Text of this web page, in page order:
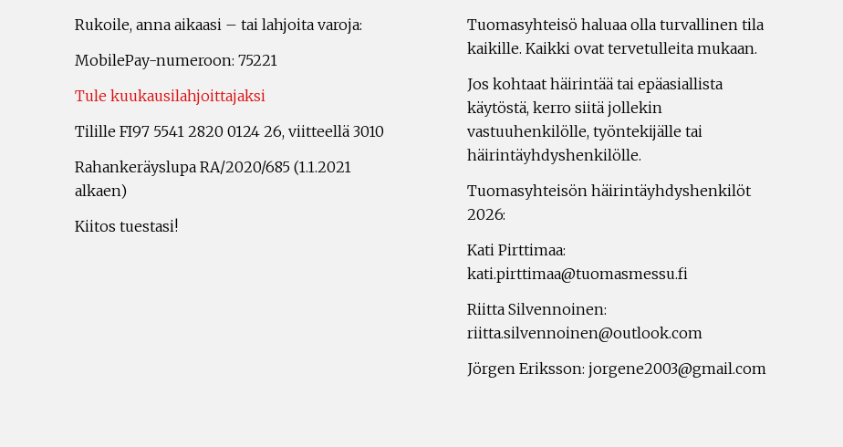
Rukoile, anna aikaasi – tai lahjoita varoja:
MobilePay-numeroon: 75221
Tule kuukausilahjoittajaksi
Tilille FI97 5541 2820 0124 26, viitteellä 3010
Rahankeräyslupa RA/2020/685 (1.1.2021
alkaen)
Kiitos tuestasi!
Tuomasyhteisö haluaa olla turvallinen tila
kaikille. Kaikki ovat tervetulleita mukaan.
Jos kohtaat häirintää tai epäasiallista
käytöstä, kerro siitä jollekin
vastuuhenkilölle, työntekijälle tai
häirintäyhdyshenkilölle.
Tuomasyhteisön häirintäyhdyshenkilöt
2026:
Kati Pirttimaa:
kati.pirttimaa@tuomasmessu.fi
Riitta Silvennoinen:
riitta.silvennoinen@outlook.com
Jörgen Eriksson: jorgene2003@gmail.com